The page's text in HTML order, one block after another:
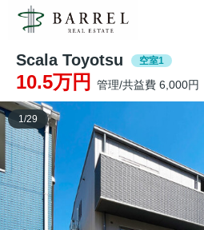
Scala Toyotsu 空室1
10.5万円 管理/共益費 6,000円
1/29